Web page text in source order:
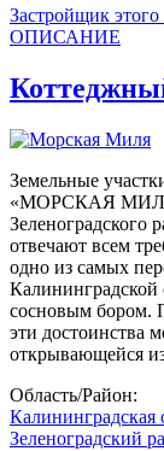
Застройщик
ОПИСАНИЕ
Земельные
«МОРСКАЯ
Зеленоградского
отвечают всем
одно из самых
Калининградской
сосновым бором.
эти достоинства
открывающейся
Область/Район:
Калининградская
Зеленоградский